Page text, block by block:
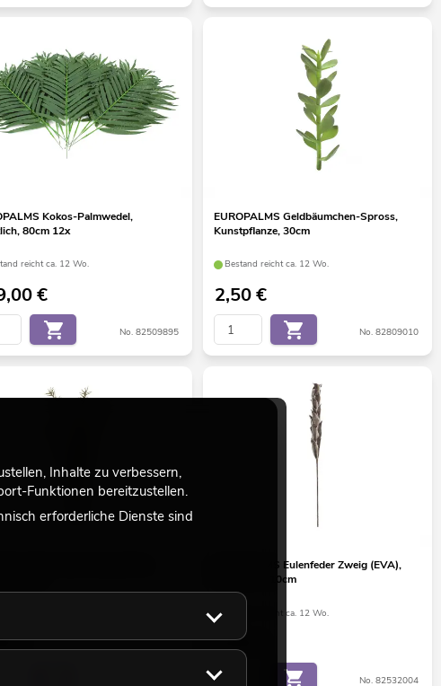
Kokos-Palmwedel,
80cm 12x
reicht ca. 12 Wo.
€
No. 82509895
EUROPALMS Geldbäumchen-Spross,
Kunstpflanze, 30cm
Bestand reicht ca. 12 Wo.
2,50€
No. 82809010
€
EUROPALMS Eulenfeder Zweig (EVA),
künstlich, 110cm
Bestand reicht ca. 12 Wo.
6,50
No. 82532004
Inhalte zu verbessern,
Funktionen bereitzustellen.
erforderliche Dienste sind